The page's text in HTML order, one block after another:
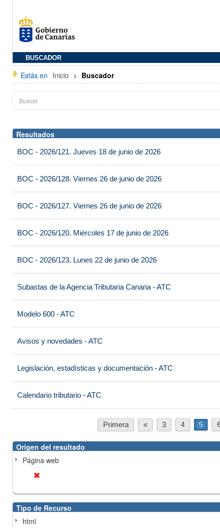
BUSCADOR
Estás en Inicio > Buscador
Resultados
BOC - 2026/121. Jueves 18 de junio de 2026
BOC - 2026/128. Viernes 26 de junio de 2026
BOC - 2026/127. Viernes 26 de junio de 2026
BOC - 2026/120. Miércoles 17 de junio de 2026
BOC - 2026/123. Lunes 22 de junio de 2026
Subastas de la Agencia Tributaria Canaria - ATC
Modelo 600 - ATC
Avisos y novedades - ATC
Legislación, estadísticas y documentación - ATC
Calendario tributario - ATC
Primera « 3 4 5
Origen del resultado
Página web
Tipo de Recurso
html